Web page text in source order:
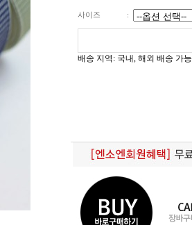
사이즈 :
배송 지역 : 국내, 해외 배송 가능